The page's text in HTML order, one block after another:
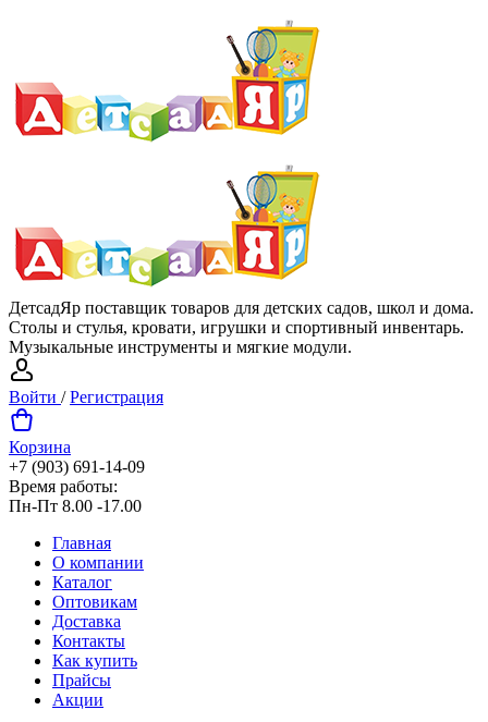
ДетсадЯр поставщик товаров для детских садов, школ и дома.
Столы и стулья, кровати, игрушки и спортивный инвентарь.
Музыкальные инструменты и мягкие модули.
Войти /Регистрация
Корзина
+7 (903) 691-14-09
Время работы:
Пн-Пт 8.00 -17.00
Главная
О компании
Каталог
Оптовикам
Доставка
Контакты
Как купить
Прайсы
Акции